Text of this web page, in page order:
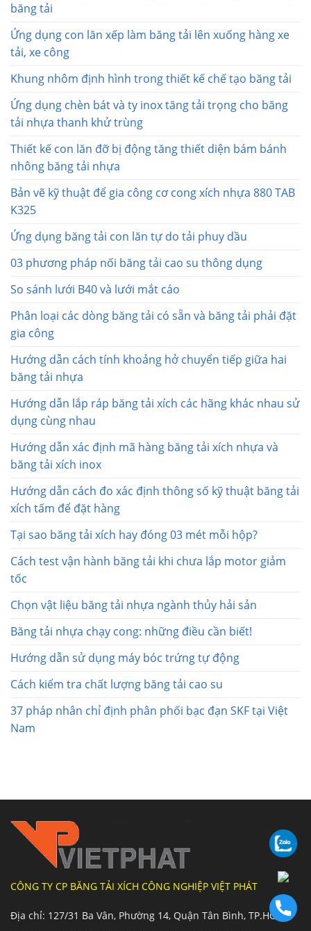
băng tải
Ứng dụng con lăn xếp làm băng tải lên xuống hàng xe
tải, xe công
Khung nhôm định hình trong thiết kế chế tạo băng tải
Ứng dụng chèn bát và ty inox tăng tải trọng cho băng
tải nhựa thanh khử trùng
Thiết kế con lăn đỡ bị động tăng thiết diện bám bánh
nhông băng tải nhựa
Bản vẽ kỹ thuật để gia công cơ cong xích nhựa 880 TAB
K325
Ứng dụng băng tải con lăn tự do tải phuy dầu
03 phương pháp nối băng tải cao su thông dụng
So sánh lưới B40 và lưới mắt cáo
Phân loại các dòng băng tải có sẵn và băng tải phải đặt
gia công
Hướng dẫn cách tính khoảng hở chuyển tiếp giữa hai
băng tải nhựa
Hướng dẫn lắp ráp băng tải xích các hãng khác nhau sử
dụng cùng nhau
Hướng dẫn xác định mã hàng băng tải xích nhựa và
băng tải xích inox
Hướng dẫn cách đo xác định thông số kỹ thuật băng tải
xích tấm để đặt hàng
Tại sao băng tải xích hay đóng 03 mét mỗi hộp?
Cách test vận hành băng tải khi chưa lắp motor giảm
tốc
Chọn vật liệu băng tải nhựa ngành thủy hải sản
Băng tải nhựa chạy cong: những điều cần biết!
Hướng dẫn sử dụng máy bóc trứng tự động
Cách kiểm tra chất lượng băng tải cao su
37 pháp nhân chỉ định phân phối bạc đạn SKF tại Việt
Nam
CÔNG TY CP BĂNG TẢI XÍCH CÔNG NGHIỆP VIỆT PHÁT
Địa chỉ: 127/31 Ba Vân, Phường 14, Quận Tân Bình, TP.HCM